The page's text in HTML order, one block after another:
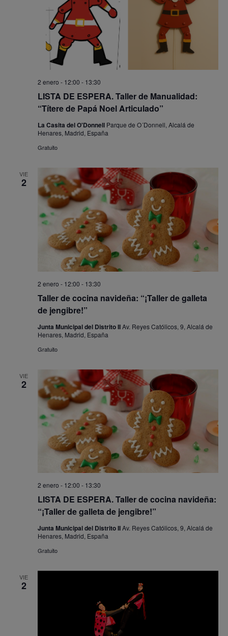
LISTA DE ESPERA. Taller de Manualidad:
“Títere de Papá Noel Articulado”
2 enero - 12:00 - 13:30
La Casita del O'Donnell Parque de O´Donnell, Alcalá de
Henares, Madrid, España
Gratuito
VIE
2
Taller de cocina navideña: “¡Taller de galleta
de jengibre!”
2 enero - 12:00 - 13:30
Junta Municipal del Distrito IIAv. Reyes Católicos, 9, Alcalá de
Henares, Madrid, España
Gratuito
VIE
2
LISTA DE ESPERA. Taller de cocina navideña:
“¡Taller de galleta de jengibre!”
2 enero - 12:00 - 13:30
Junta Municipal del Distrito IIAv. Reyes Católicos, 9, Alcalá de
Henares, Madrid, España
Gratuito
VIE
2